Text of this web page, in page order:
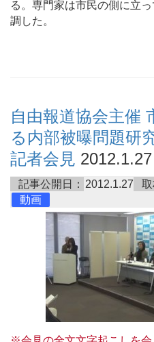
る。専門家は市民の側に立
調した。
自由報道協会主催
る内部被曝問題研
記者会見 2012.1.27
記事公開日： 2012.1.27 取
動画